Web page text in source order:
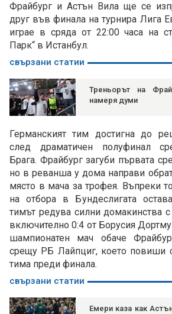
Фрайбург и Астън Вила ще се
друг във финала на турнира Лига
играе в сряда от 22:00 часа на
Парк“ в Истанбул.
свързани статии
Треньорът на
намеря думи
Германският тим достигна до
след драматичен полуфинал
Брага. Фрайбург загуби първата
но в реванша у дома направи
място в мача за трофея. Въпреки
на отбора в Бундеслигата
тимът редува силни домакинства
включително 0:4 от Борусия
шампионатен мач обаче
срещу РБ Лайпциг, което повиши
тима преди финала.
свързани статии
Емери каза как